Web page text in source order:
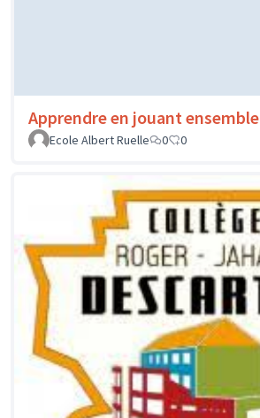
Apprendre en jouant ensemble
Ecole Albert Ruelle
0 0